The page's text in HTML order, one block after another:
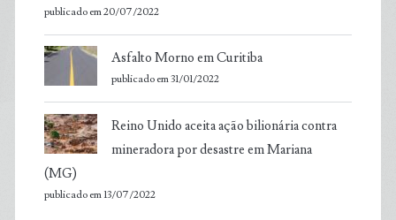
publicado em 20/07/2022
Asfalto Morno em Curitiba
publicado em 31/01/2022
Reino Unido aceita ação bilionária contra
mineradora por desastre em Mariana
(MG)
publicado em 13/07/2022